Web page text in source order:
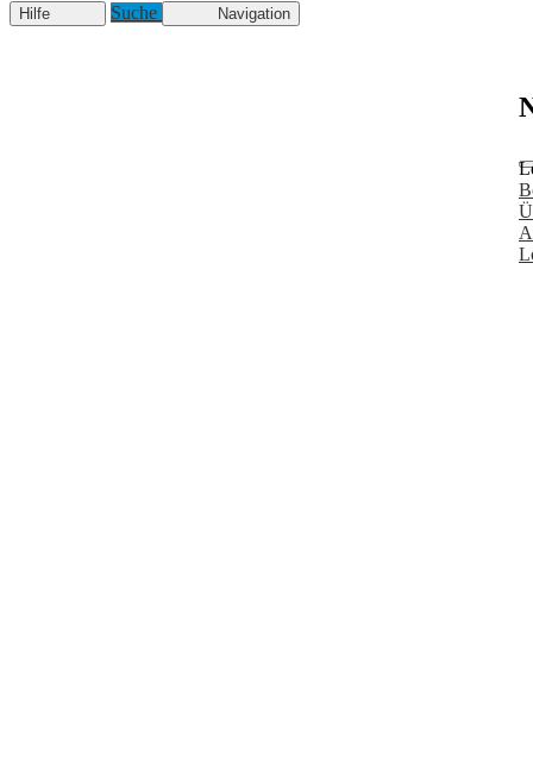
Hilfe Suche Navigation